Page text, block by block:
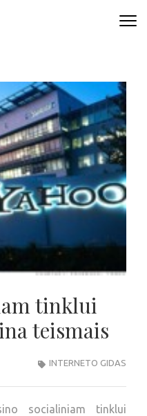
tinklui
teismais
INTERNETO GIDAS
socialiniam tinklui